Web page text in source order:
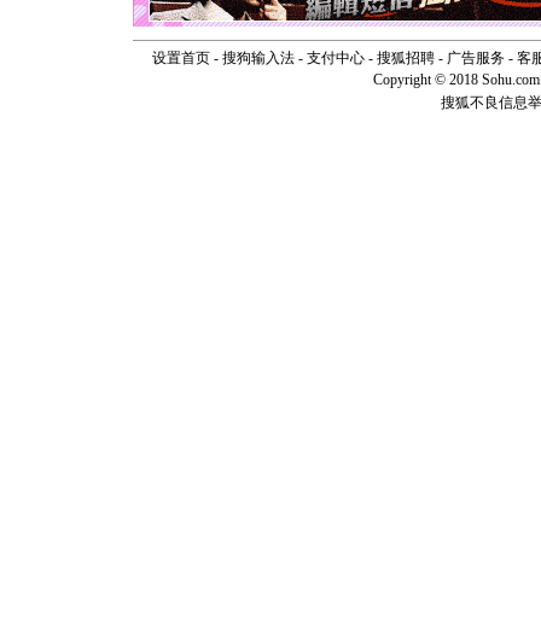
[元旦]看
断电。爱
你是我专
[元旦]
起；二是
离。水晶
设置首页- 搜狗输入法- 支付中心- 搜狐招聘- 广告服务- 客
Copyright © 2018
搜狐不良信息